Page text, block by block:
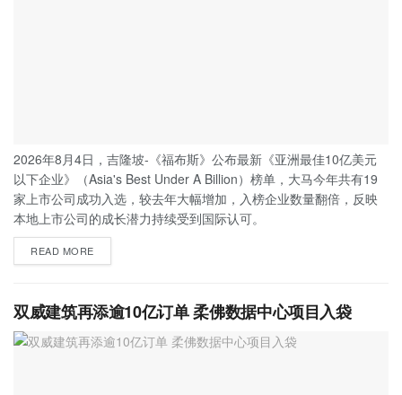
2026年8月4日，吉隆坡-《福布斯》公布最新《亚洲最佳10亿美元
以下企业》（Asia's Best Under A Billion）榜单，大马今年共有19
家上市公司成功入选，较去年大幅增加，入榜企业数量翻倍，反映
本地上市公司的成长潜力持续受到国际认可。
READ MORE
双威建筑再添逾10亿订单 柔佛数据中心项目入袋